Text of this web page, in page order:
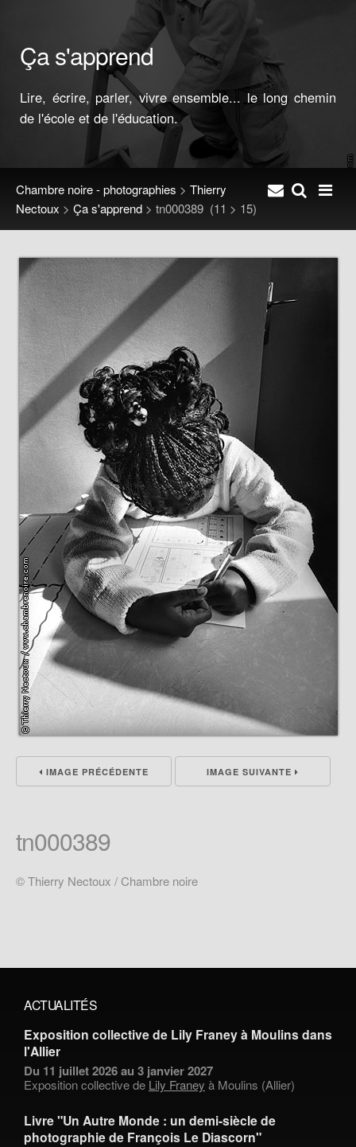
Ça s'apprend
Lire, écrire, parler, vivre ensemble... le long chemin
de l'école et de l'éducation.
Chambre noire - photographies > Thierry
Nectoux > Ça s'apprend > tn000389 (11 > 15)
IMAGE PRÉCÉDENTE IMAGE SUIVANTE
tn000389
© Thierry Nectoux / Chambre noire
ACTUALITÉS
Exposition collective de Lily Franey à Moulins dans
l'Allier
Du 11 juillet 2026 au 3 janvier 2027
Exposition collective de Lily Franey à Moulins (Allier)
Livre "Un Autre Monde : un demi-siècle de
photographie de François Le Diascorn"